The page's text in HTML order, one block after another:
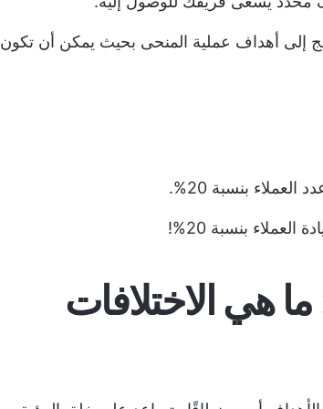
إلى أهداف عملية المنحى بحيث يمكن أن تكون
بنسبة 20%.
بنسبة 20%!
ما هي الاختلافات